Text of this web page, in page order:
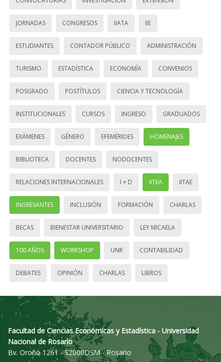
JORNADAS CONGRESOS IIATA IIE
ESTUDIANTES CONTADOR PÚBLICO ADMINISTRACIÓN
TURISMO ESTADÍSTICA ECONOMÍA CONVENIOS
POSGRADO POSTÍTULOS CIENCIA Y TECNOLOGÍA
INSTITUCIONALES CURSOS INGRESO GRADUADOS
EXÁMENES GÉNERO EFEMÉRIDES HOMENAJES
BIBLIOTECA DOCENTES NODOCENTES
RELACIONES INTERNACIONALES I + D IITEA IITAE
INGRESANTES INCLUSIÓN FORMACIÓN CHARLAS
BECAS BIENESTAR UNIVERSITARIO LEY MICAELA
100 AÑOS WORKSHOP UNR CONTABILIDAD
DEBATES OPINIÓN CHARLAS LIBROS
Facultad de Ciencias Económicas y Estadística - Universidad
Nacional de Rosario
Bv. Oroño 1261 - S2000DSM - Rosario